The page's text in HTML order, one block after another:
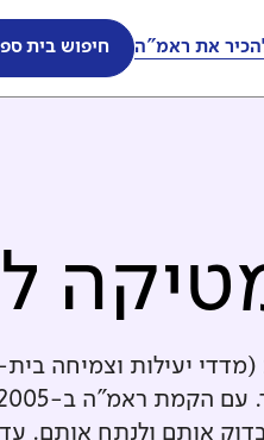
את ראמ"ה חיפוש בית
(מדדי יעילות וצמיחה